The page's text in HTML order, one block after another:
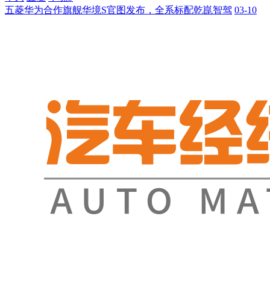
五菱华为合作旗舰华境S官图发布，全系标配乾崑智驾 03-10